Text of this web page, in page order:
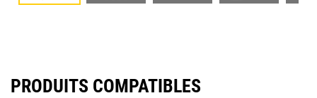
PRODUITS COMPATIBLES